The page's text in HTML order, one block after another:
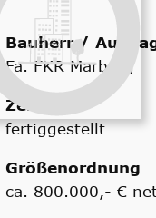
Bauherr /
Fa. FKR Marburg
Zeitraum
fertiggestellt
Größenordnung
ca. 800.000,- €